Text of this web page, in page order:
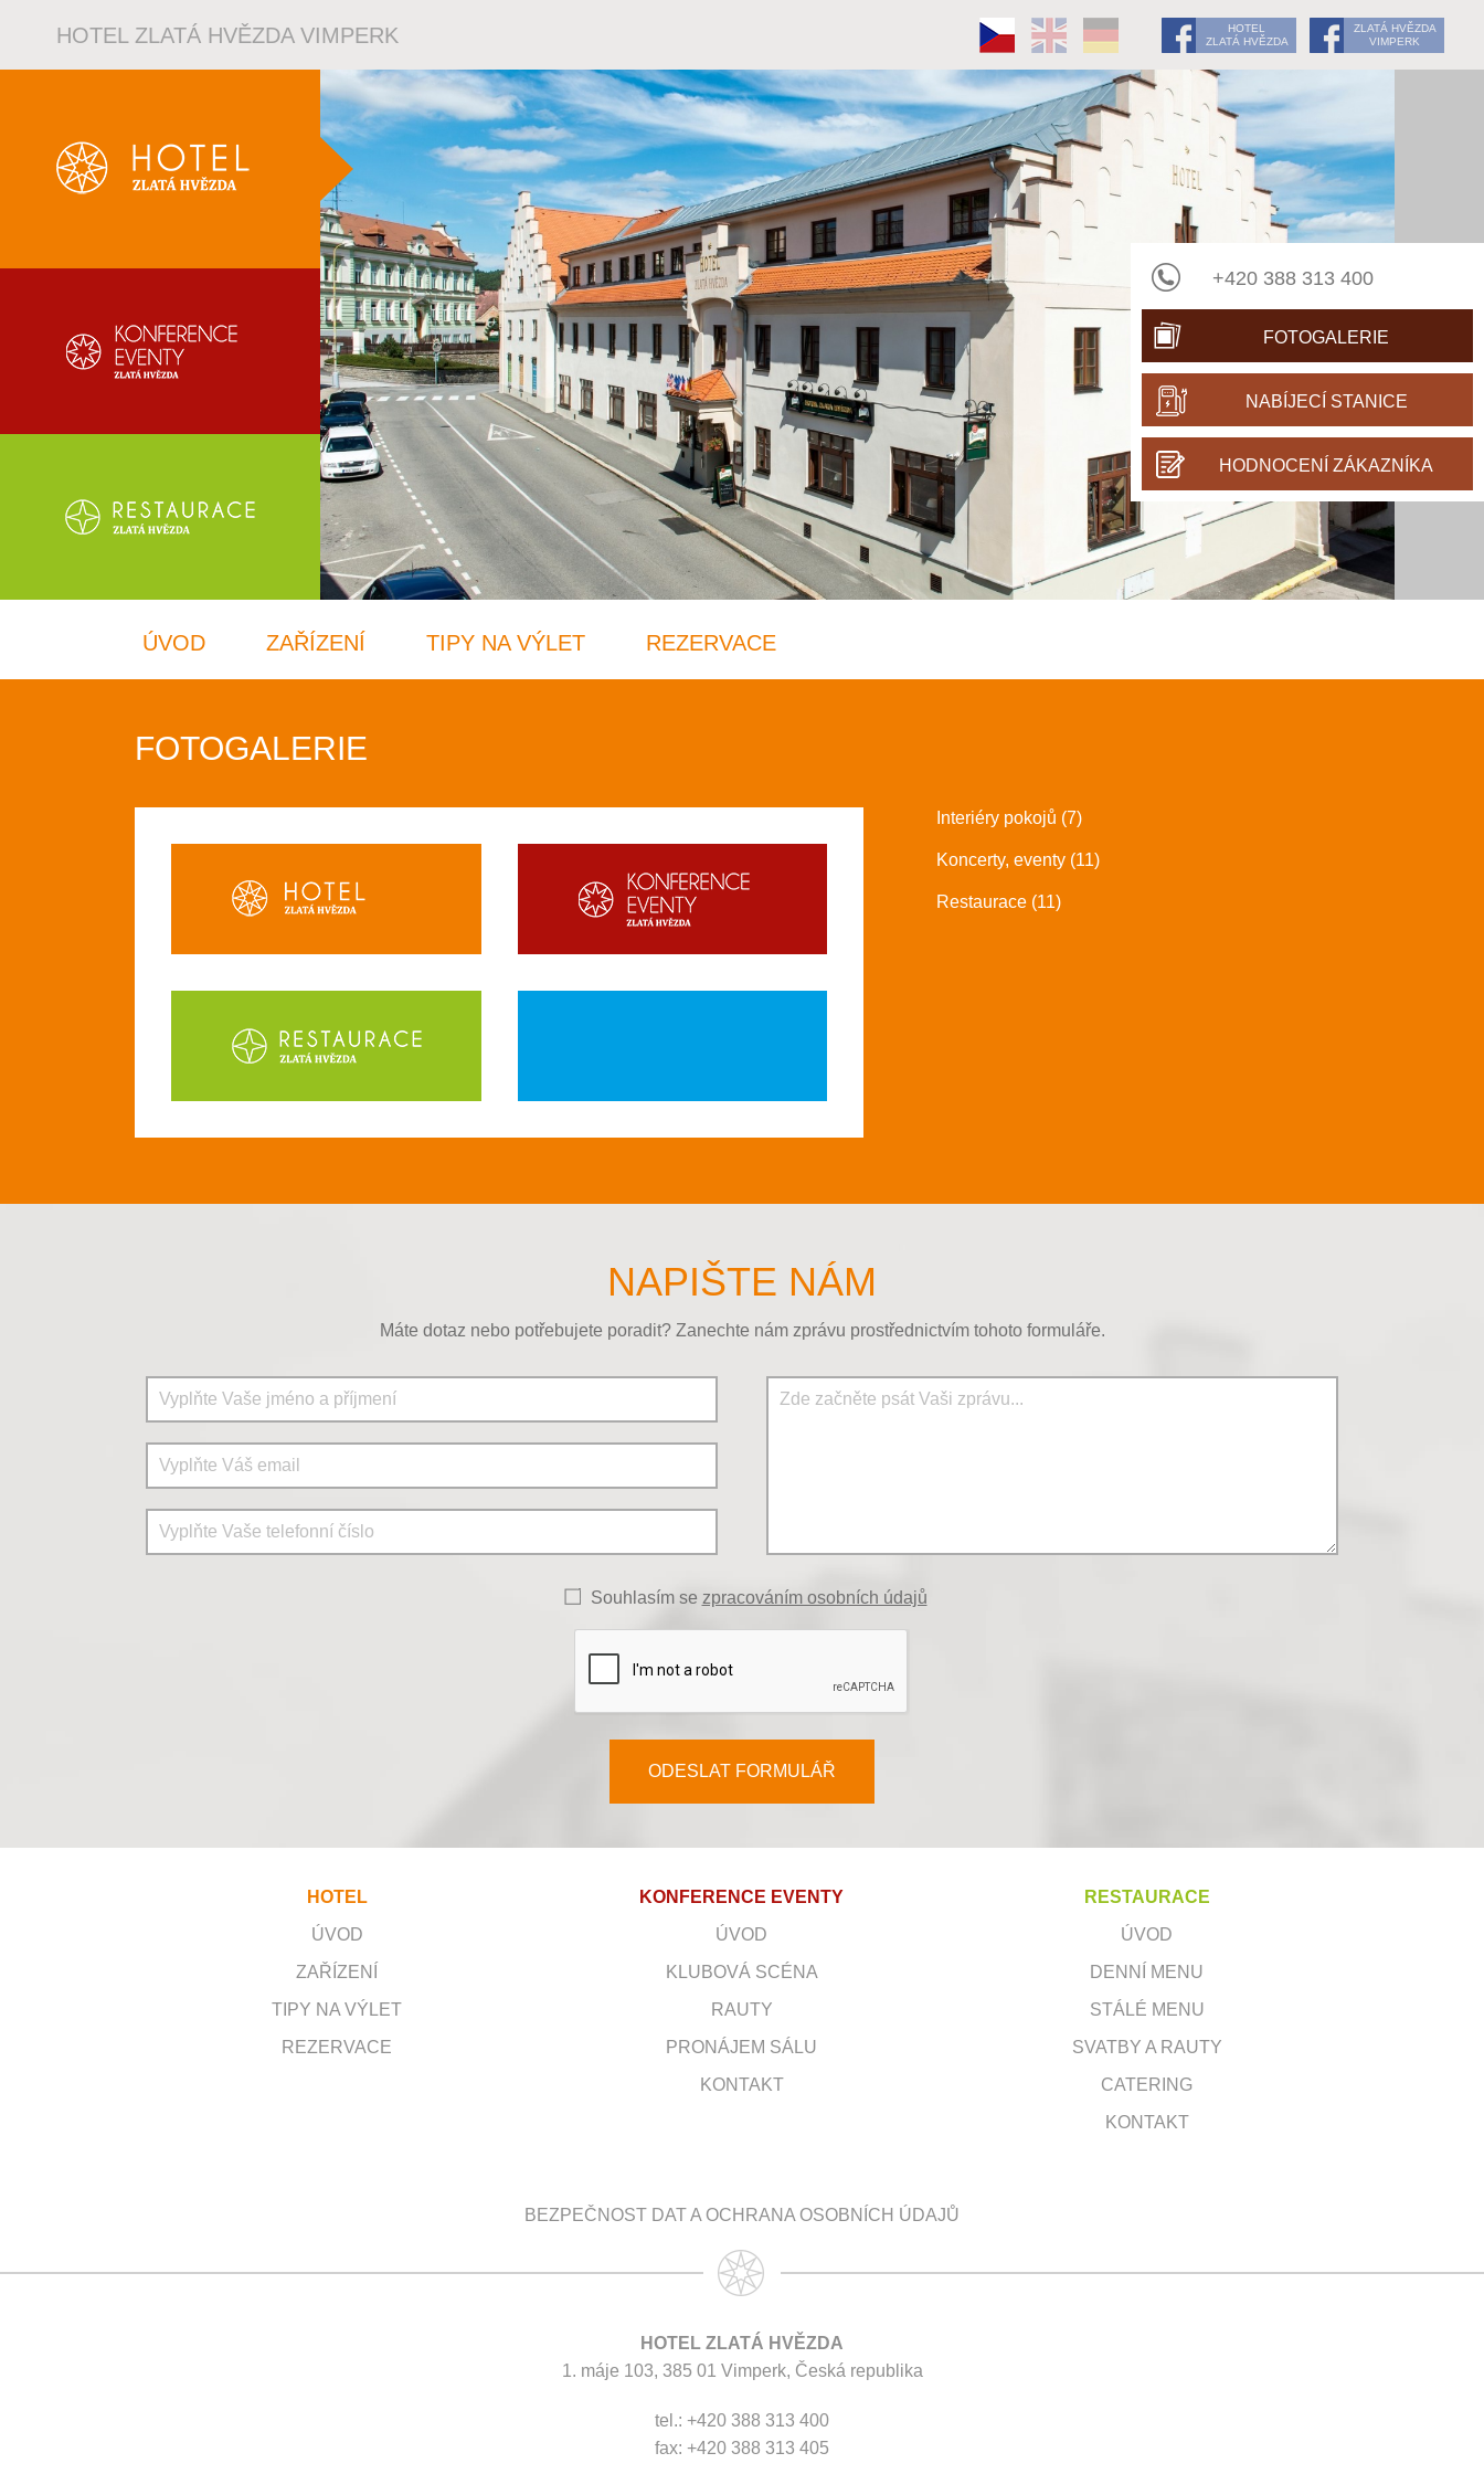
HOTEL ZLATÁ HVĚZDA VIMPERK
HOTEL
ZLATÁ HVĚZDA
ZLATÁ HVĚZDA
VIMPERK
+420 388 313 400
FOTOGALERIE
NABÍJECÍ STANICE
HODNOCENÍ ZÁKAZNÍKA
ÚVOD ZAŘÍZENÍ TIPY NA VÝLET REZERVACE
FOTOGALERIE
Interiéry pokojů (7)
Koncerty, eventy (11)
Restaurace (11)
NAPIŠTE NÁM
Máte dotaz nebo potřebujete poradit? Zanechte nám zprávu prostřednictvím tohoto formuláře.
Souhlasím se zpracováním osobních údajů
ODESLAT FORMULÁŘ
HOTEL
ÚVOD
ZAŘÍZENÍ
TIPY NA VÝLET
REZERVACE
KONFERENCE EVENTY
ÚVOD
KLUBOVÁ SCÉNA
RAUTY
PRONÁJEM SÁLU
KONTAKT
RESTAURACE
ÚVOD
DENNÍ MENU
STÁLÉ MENU
SVATBY A RAUTY
CATERING
KONTAKT
BEZPEČNOST DAT A OCHRANA OSOBNÍCH ÚDAJŮ
HOTEL ZLATÁ HVĚZDA
1. máje 103, 385 01 Vimperk, Česká republika
tel.: +420 388 313 400
fax: +420 388 313 405